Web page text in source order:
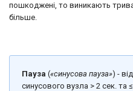
пошкоджені, то виникають
більше.
Пауза («синусова пауза») -
синусового вузла > 2 сек. та